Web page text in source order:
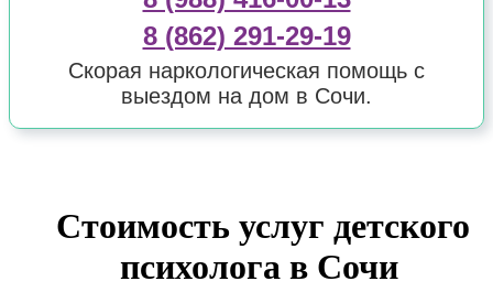
8 (862) 291-29-19
Скорая наркологическая помощь с
выездом на дом в Сочи.
Стоимость услуг детского
психолога в Сочи